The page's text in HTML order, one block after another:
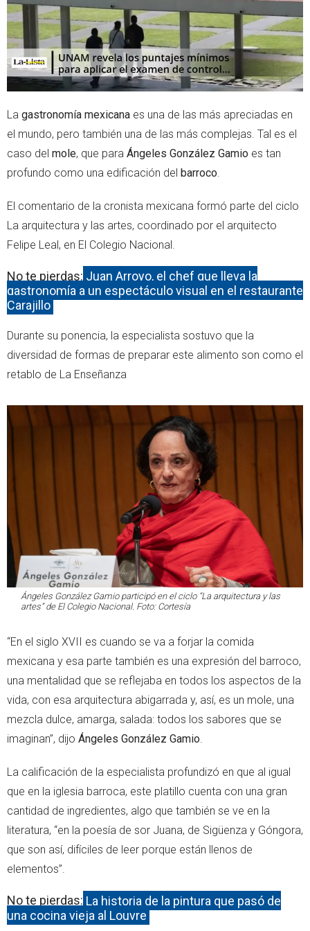
La gastronomía mexicana es una de las más apreciadas en
el mundo, pero también una de las más complejas. Tal es el
caso del mole, que para Ángeles González Gamio es tan
profundo como una edificación del barroco
El comentario de la cronista mexicana formó parte del ciclo
La arquitectura y las artes, coordinado por el arquitecto
Felipe Leal, en El Colegio Nacional.
No te pierdas: Juan Arroyo, el chef que lleva la
gastronomía a un espectáculo visual en el restaurante
Carajillo
Durante su ponencia, la especialista sostuvo que la
diversidad de formas de preparar este alimento son como el
retablo de La Enseñanza
Ángeles González Gamio participó en el ciclo “La arquitectura y las
artes” de El Colegio Nacional. Foto: Cortesía
“En el siglo XVII es cuando se va a forjar la comida
mexicana y esa parte también es una expresión del barroco,
una mentalidad que se reflejaba en todos los aspectos de la
vida, con esa arquitectura abigarrada y, así, es un mole, una
mezcla dulce, amarga, salada: todos los sabores que se
imaginan”, dijo Ángeles González Gamio.
La calificación de la especialista profundizó en que al igual
que en la iglesia barroca, este platillo cuenta con una gran
cantidad de ingredientes, algo que también se ve en la
literatura, “en la poesía de sor Juana, de Sigüenza y Góngora,
que son así, difíciles de leer porque están llenos de
elementos”.
No te pierdas: La historia de la pintura que pasó de
una cocina vieja al Louvre